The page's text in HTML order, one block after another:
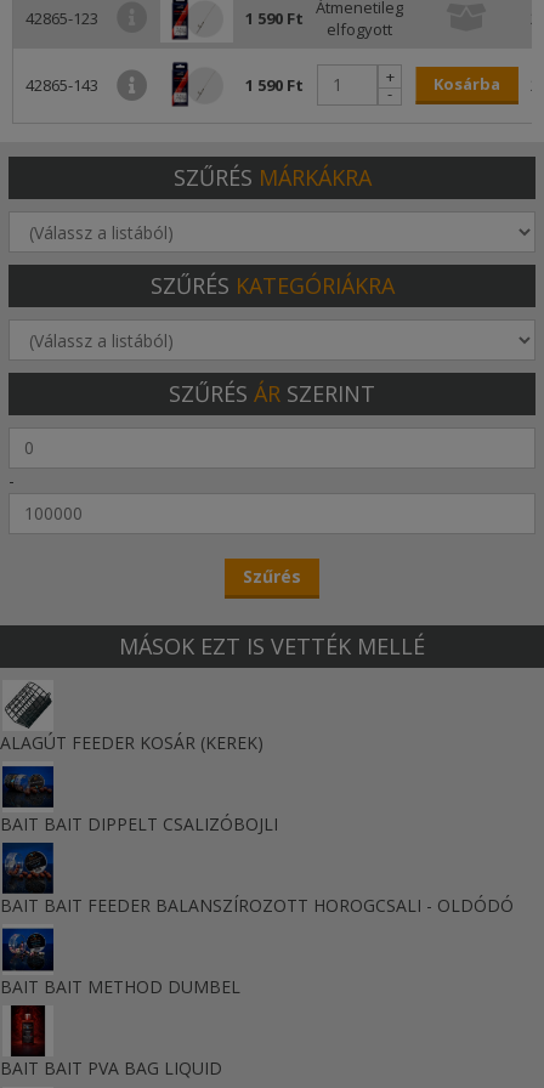
42865-123 1 590 Ft
Átmenetileg
elfogyott
42865-143 1 590 Ft -
+ Kosárba
SZŰRÉS MÁRKÁKRA
SZŰRÉS KATEGÓRIÁKRA
SZŰRÉS ÁR SZERINT
-
MÁSOK EZT IS VETTÉK MELLÉ
ALAGÚT FEEDER KOSÁR (KEREK)
BAIT BAIT DIPPELT CSALIZÓBOJLI
BAIT BAIT FEEDER BALANSZÍROZOTT HOROGCSALI - OLDÓDÓ
BAIT BAIT METHOD DUMBEL
BAIT BAIT PVA BAG LIQUID